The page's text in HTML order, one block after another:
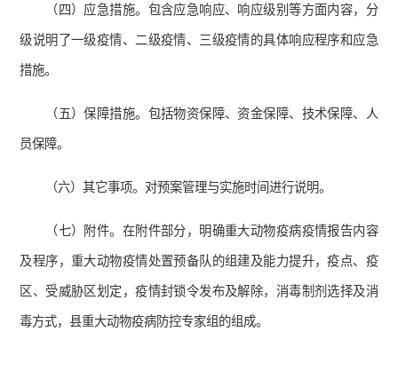
（四）应急措施。包含应急响应、响应级别等方面内容，分
级说明了一级疫情、二级疫情、三级疫情的具体响应程序和应急
措施。
（五）保障措施。包括物资保障、资金保障、技术保障、人
员保障。
（六）其它事项。对预案管理与实施时间进行说明。
（七）附件。在附件部分，明确重大动物疫病疫情报告内容
及程序，重大动物疫情处置预备队的组建及能力提升，疫点、疫
区、受威胁区划定，疫情封锁令发布及解除，消毒制剂选择及消
毒方式，县重大动物疫病防控专家组的组成。